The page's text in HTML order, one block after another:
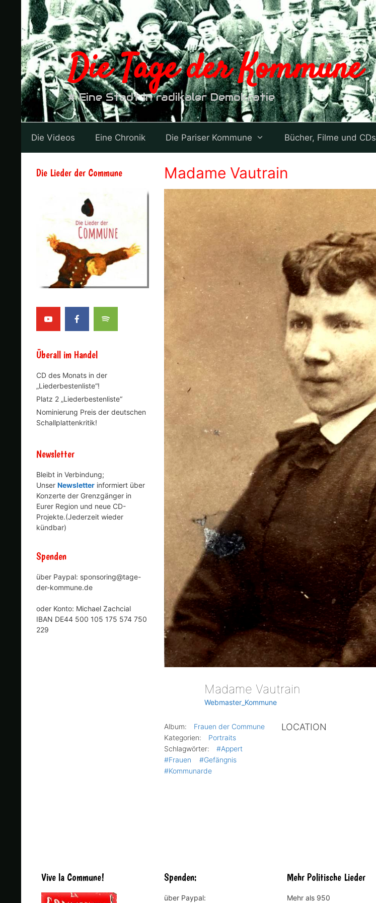
springen
Die Tage der Kommune
# Eine Stadt in radikaler Demokratie
Die Videos Eine Chronik Die Pariser Kommune Bücher, Filme und CDs
Madame Vautrain
Madame Vautrain
Webmaster_Kommune
Album:
Frauen der Commune
Kategorien:
Portraits
Schlagwörter:
#Appert
#Frauen
#Gefängnis
#Kommunarde
LOCATION
Die Lieder der Commune
Überall im Handel
CD des Monats in der
„Liederbestenliste“!
Platz 2 „Liederbestenliste“
Nominierung Preis der deutschen
Schallplattenkritik!
Newsletter
Bleibt in Verbindung;
Unser Newsletter informiert über
Konzerte der Grenzgänger in
Eurer Region und neue CD-
Projekte.(Jederzeit wieder
kündbar)
Spenden
über Paypal: sponsoring@tage-
der-kommune.de
oder Konto: Michael Zachcial
IBAN DE44 500 105 175 574 750
229
Vive la Commune! Spenden:
über Paypal:
Mehr Politische Lieder
Mehr als 950